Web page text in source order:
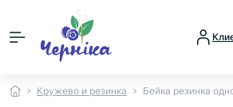
Кружево и резинка Бейка резинка